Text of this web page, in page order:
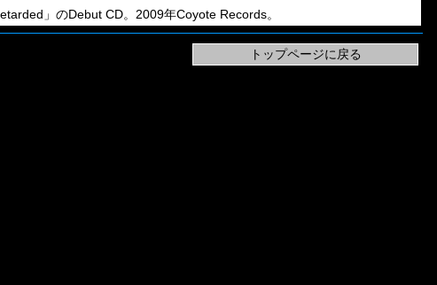
」のDebut CD。2009年Coyote Records。